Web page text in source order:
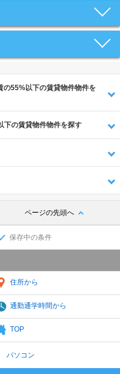
の55%以下の賃貸物件物件を
下の賃貸物件物件を探す
ページの先頭へ
保存中の条件
住所から
通勤通学時間から
TOP
パソコン